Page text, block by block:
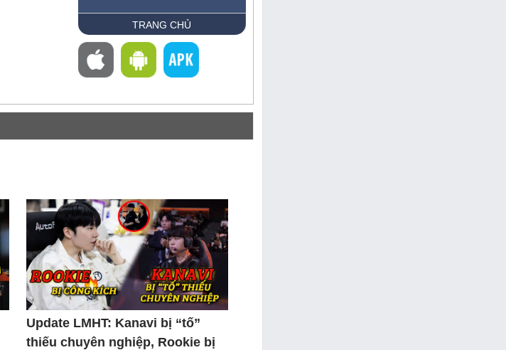
TRANG CHỦ
Update LMHT: Kanavi bị “tố”
thiếu chuyên nghiệp, Rookie bị